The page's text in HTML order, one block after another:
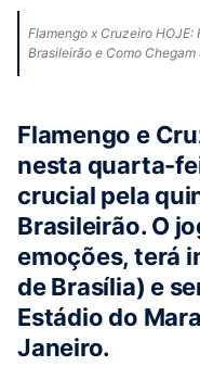
Flamengo x Cruzeiro
Brasileirão e Como
Flamengo e
nesta quarta-
crucial pela
Brasileirão. O
emoções, terá
de Brasília) e
Estádio do
Janeiro.